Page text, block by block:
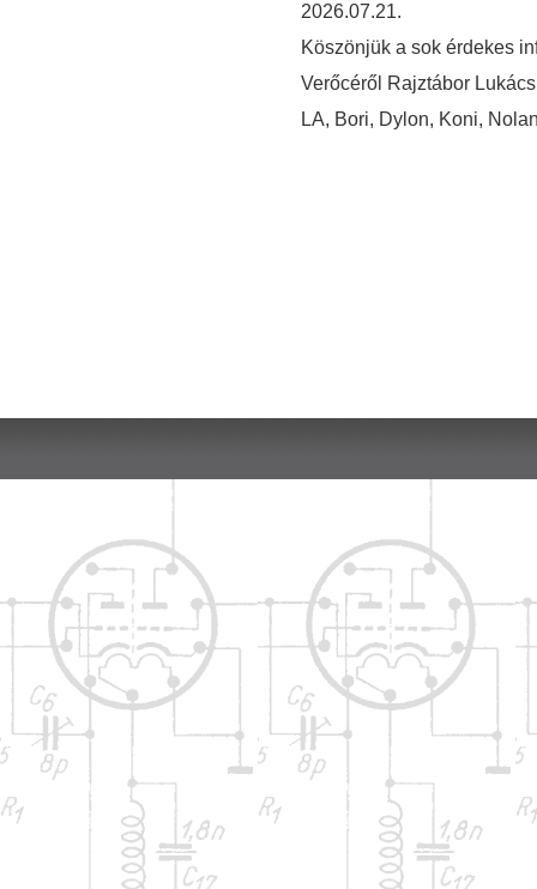
2026.07.21.
Köszönjük a sok érdekes
Verőcéről Rajztábor
LA, Bori, Dylon, Koni,